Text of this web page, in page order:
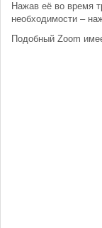
Нажав её во время
необходимости –
Подобный Zoom